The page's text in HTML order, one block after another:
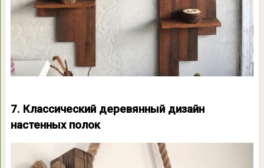
7. Классический деревянный дизайн
настенных полок